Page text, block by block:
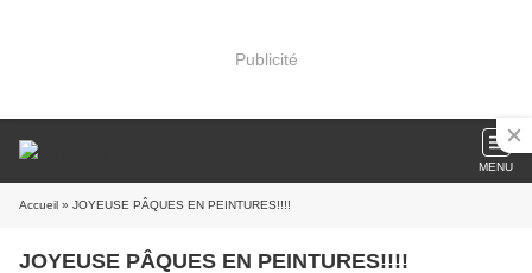
Publicité
MENU
Accueil » JOYEUSE PÂQUES EN PEINTURES!!!!
JOYEUSE PÂQUES EN PEINTURES!!!!